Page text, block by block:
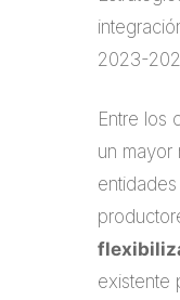
2023-
Entre los
un mayor
existente